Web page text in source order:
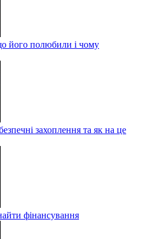
його полюбили і чому
захоплення та як на це
фінансування